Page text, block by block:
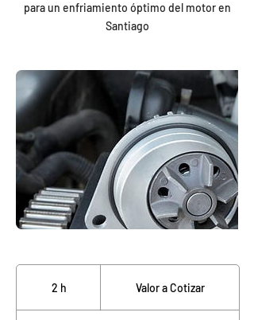
para un enfriamiento óptimo del motor en
Santiago
2 h Valor a Cotizar